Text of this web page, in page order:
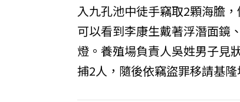
入九孔池中徒手竊取2顆海膽
可以看到李康生戴著浮潛面鏡
燈。養殖場負責人吳姓男子見
捕2人，隨後依竊盜罪移請基隆